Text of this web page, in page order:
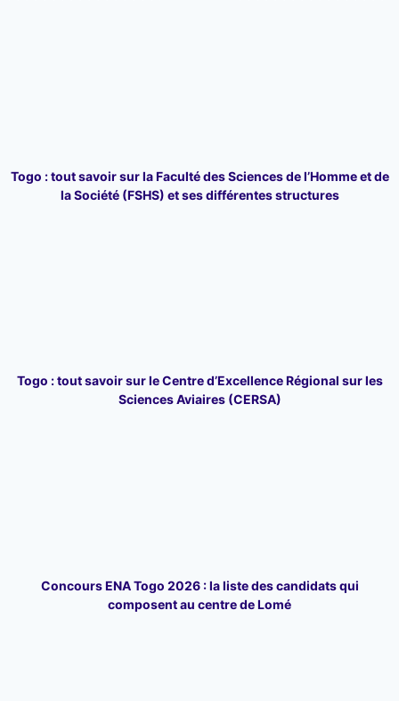
Togo : tout savoir sur la Faculté des Sciences de l’Homme et de
la Société (FSHS) et ses différentes structures
Togo : tout savoir sur le Centre d’Excellence Régional sur les
Sciences Aviaires (CERSA)
Concours ENA Togo 2026 : la liste des candidats qui
composent au centre de Lomé